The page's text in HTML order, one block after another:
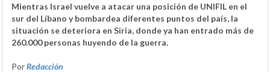
Mientras Israel vuelve a atacar una posición de UNIFIL en el
sur del Líbano y bombardea diferentes puntos del país, la
situación se deteriora en Siria, donde ya han entrado más de
260.000 personas huyendo de la guerra.
PorRedacción